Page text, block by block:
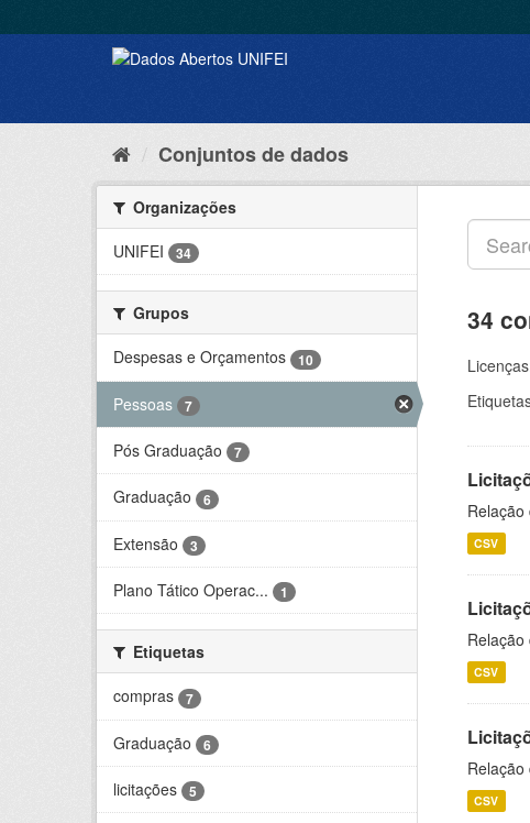
Conjuntos de dados
Organizações
UNIFEI
34
Grupos
Despesas e Orçamentos
10
Pessoas 7
Pós Graduação 7
Graduação 6
Extensão 3
Plano Tático Operac... 1
Etiquetas
compras
7
Graduação 6
licitações 5
34
CSV
CSV
CSV